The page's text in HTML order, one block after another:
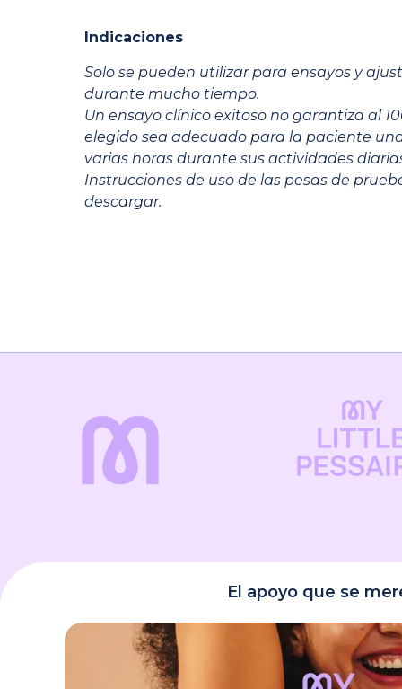
Indicaciones
Solo se pueden utilizar para ensayos y
durante mucho tiempo.
Un ensayo clínico exitoso no garantiza al
elegido sea adecuado para la paciente
varias horas durante sus actividades
Instrucciones de uso de las pesas de
descargar.
Diamètre
Aún no hay
Sé el
Debesacceder
El apoyo que se